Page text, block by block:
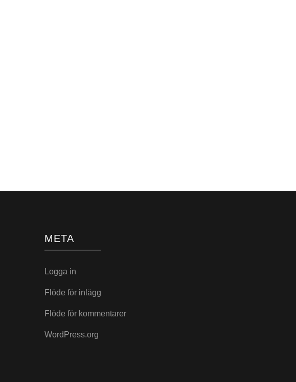
META
Logga in
Flöde för inlägg
Flöde för kommentarer
WordPress.org